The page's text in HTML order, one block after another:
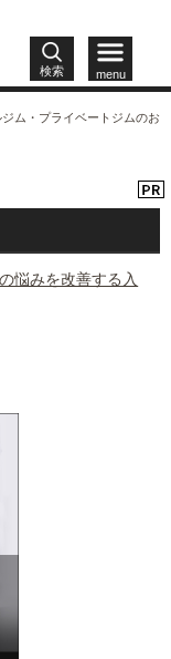
検索 menu
ジム・プライベートジムのお
悩みを改善する入